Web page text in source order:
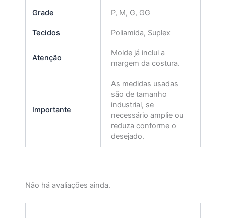
Grade P, M, G, GG
Tecidos Poliamida, Suplex
Atenção
Molde já inclui a
margem da costura.
Importante
As medidas usadas
são de tamanho
industrial, se
necessário amplie ou
reduza conforme o
desejado.
Não há avaliações ainda.